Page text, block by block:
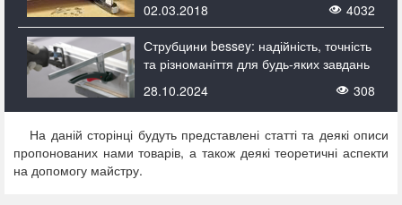
02.03.2018
4032
Струбцини bessey: надійність, точність
та різноманіття для будь-яких завдань
28.10.2024
308
На даній сторінці будуть представлені статті та деякі описи
пропонованих нами товарів, а також деякі теоретичні аспекти
на допомогу майстру.